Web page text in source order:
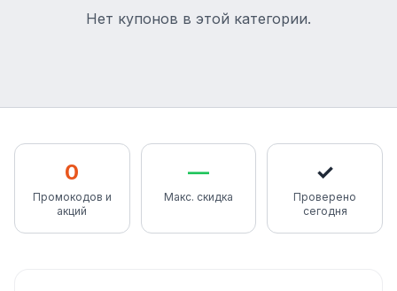
Нет купонов в этой категории.
0
Промокодов и
акций
—
Макс. скидка
✓
Проверено
сегодня